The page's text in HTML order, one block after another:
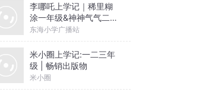
李哪吒上学记｜稀里糊
涂一年级&神神气气二年
级
东海小学广播站
米小圈上学记:一二三年
级 | 畅销出版物
米小圈